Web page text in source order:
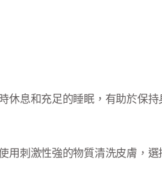
息和充足的睡眠，有助於保
用刺激性強的物質清洗皮膚，